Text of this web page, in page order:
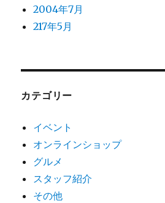
2004年7月
217年5月
カテゴリー
イベント
オンラインショップ
グルメ
スタッフ紹介
その他